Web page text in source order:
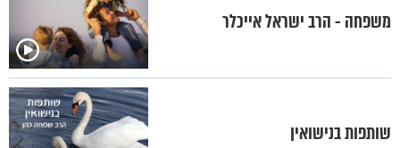
משפחה - הרב ישראל אייכלר
שותפות בנישואין